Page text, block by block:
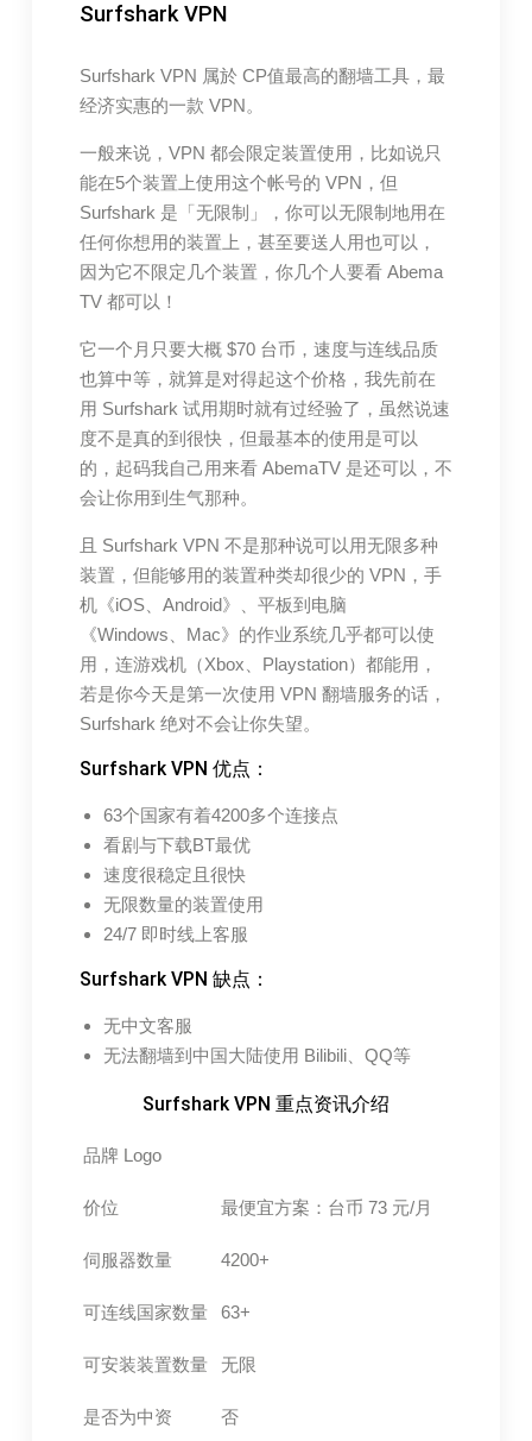
Surfshark VPN
Surfshark VPN 属於 CP值最高的翻墙工具，最
经济实惠的一款 VPN。
一般来说，VPN 都会限定装置使用，比如说只
能在5个装置上使用这个帐号的 VPN，但
Surfshark 是「无限制」，你可以无限制地用在
任何你想用的装置上，甚至要送人用也可以，
因为它不限定几个装置，你几个人要看 Abema
TV 都可以！
它一个月只要大概 $70 台币，速度与连线品质
也算中等，就算是对得起这个价格，我先前在
用 Surfshark 试用期时就有过经验了，虽然说速
度不是真的到很快，但最基本的使用是可以
的，起码我自己用来看 AbemaTV 是还可以，不
会让你用到生气那种。
且 Surfshark VPN 不是那种说可以用无限多种
装置，但能够用的装置种类却很少的 VPN，手
机《iOS、Android》、平板到电脑
《Windows、Mac》的作业系统几乎都可以使
用，连游戏机（Xbox、Playstation）都能用，
若是你今天是第一次使用 VPN 翻墙服务的话，
Surfshark 绝对不会让你失望。
Surfshark VPN 优点：
63个国家有着4200多个连接点
看剧与下载BT最优
速度很稳定且很快
无限数量的装置使用
24/7 即时线上客服
Surfshark VPN 缺点：
无中文客服
无法翻墙到中国大陆使用 Bilibili、QQ等
Surfshark VPN 重点资讯介绍
品牌 Logo
价位 最便宜方案：台币 73 元/月
伺服器数量 4200+
可连线国家数量 63+
可安装装置数量 无限
是否为中资 否